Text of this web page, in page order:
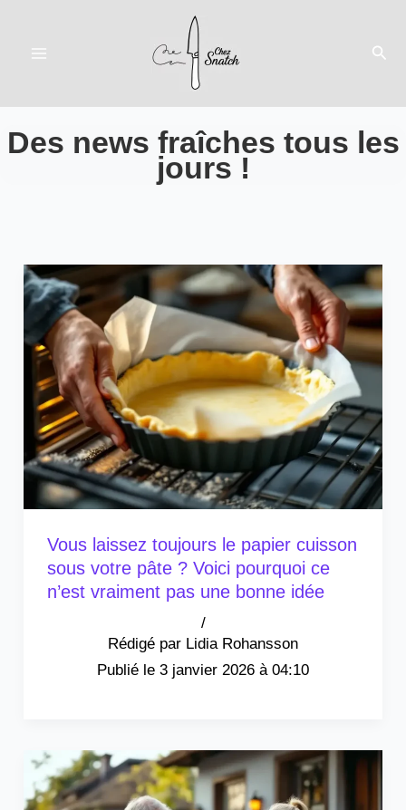
Des news fraîches tous les
jours !
Vous laissez toujours le papier cuisson
sous votre pâte ? Voici pourquoi ce
n’est vraiment pas une bonne idée
Lidia Rohansson
/
3 janvier 2026 à 04:10